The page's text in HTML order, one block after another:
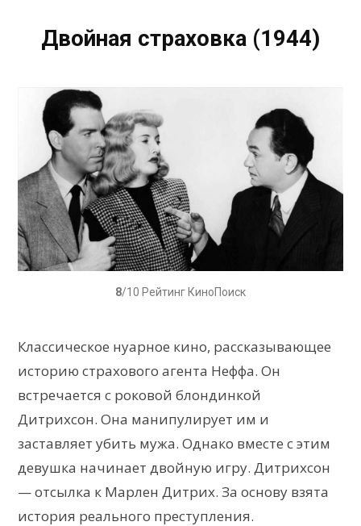
Двойная страховка (1944)
8/10 Рейтинг КиноПоиск
Классическое нуарное кино, рассказывающее
историю страхового агента Неффа. Он
встречается с роковой блондинкой
Дитрихсон. Она манипулирует им и
заставляет убить мужа. Однако вместе с этим
девушка начинает двойную игру. Дитрихсон
— отсылка к Марлен Дитрих. За основу взята
история реального преступления.